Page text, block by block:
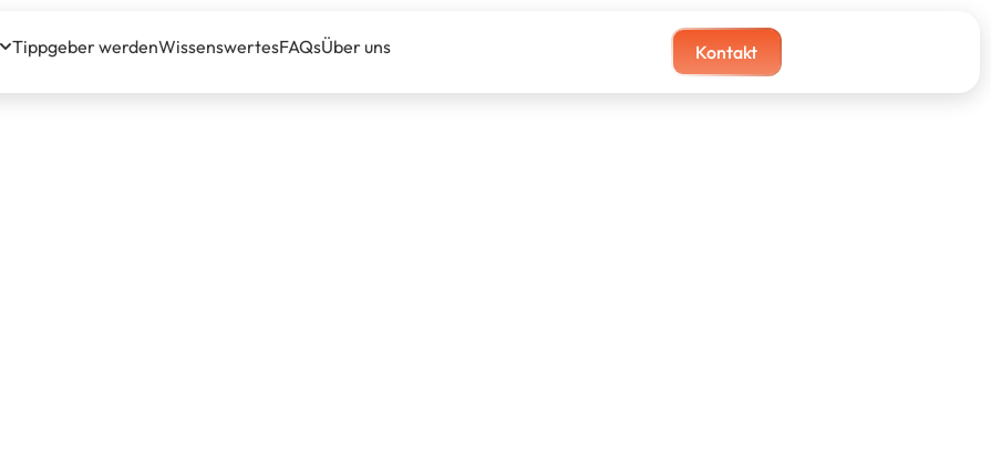
Tippgeber werdenWissenswertesFAQsÜber uns Kontakt